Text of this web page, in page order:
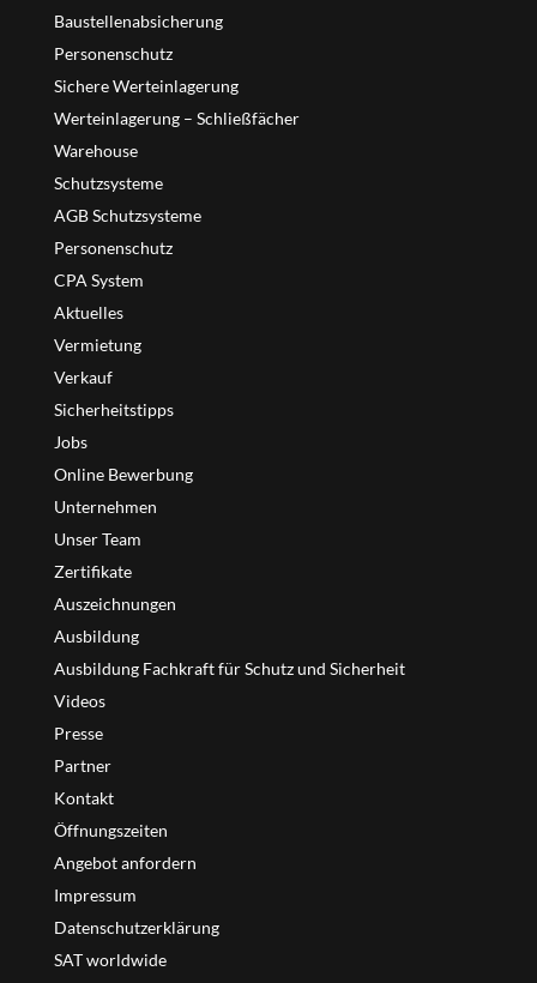
Baustellenabsicherung
Personenschutz
Sichere Werteinlagerung
Werteinlagerung – Schließfächer
Warehouse
Schutzsysteme
AGB Schutzsysteme
Personenschutz
CPA System
Aktuelles
Vermietung
Verkauf
Sicherheitstipps
Jobs
Online Bewerbung
Unternehmen
Unser Team
Zertifikate
Auszeichnungen
Ausbildung
Ausbildung Fachkraft für Schutz und Sicherheit
Videos
Presse
Partner
Kontakt
Öffnungszeiten
Angebot anfordern
Impressum
Datenschutzerklärung
SAT worldwide